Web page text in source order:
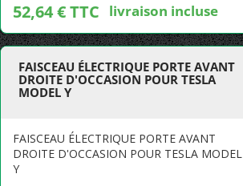
52,64 € TTC livraison incluse
FAISCEAU ÉLECTRIQUE PORTE AVANT
DROITE D'OCCASION POUR TESLA
MODEL Y
FAISCEAU ÉLECTRIQUE PORTE AVANT
DROITE D'OCCASION POUR TESLA MODEL
Y